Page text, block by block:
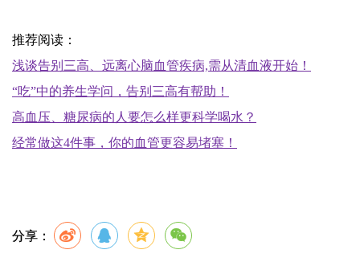
推荐阅读 ：
浅谈告别三高、远离心脑血管疾病,需从清血液开始！
“吃”中的养生学问，告别三高有帮助！
高血压、糖尿病的人要怎么样更科学喝水？
经常做这4件事，你的血管更容易堵塞！
分享：